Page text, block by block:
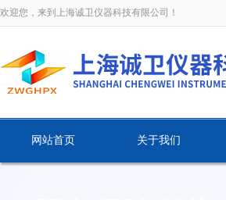
欢迎您，来到上海诚卫仪器科技有限公司！
网站首页 关于我们